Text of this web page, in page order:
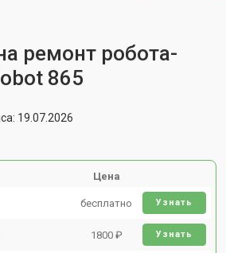
ремонт робота-
865
19.07.2026
Цена
бесплатно Узнать
1800 ₽ Узнать